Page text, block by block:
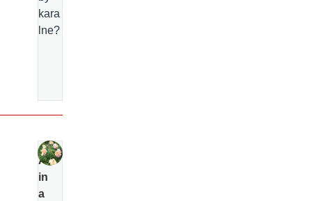
kara
lne?
Al
in
a